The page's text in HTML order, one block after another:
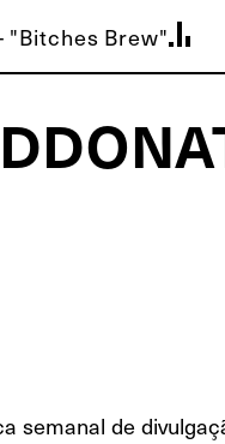
"Bitches Brew"
semanal de